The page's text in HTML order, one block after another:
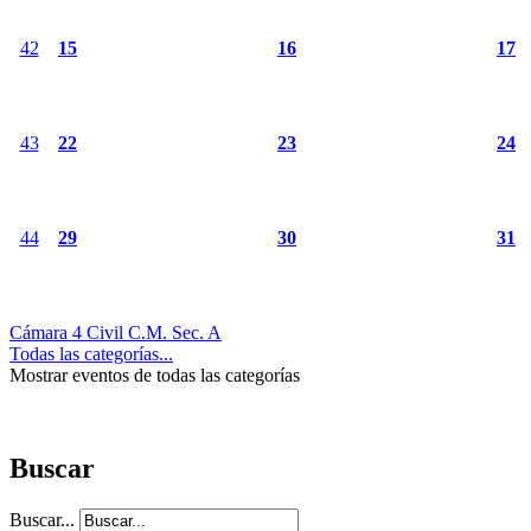
42 15 16 17
43 22 23 24
44 29 30
31
Cámara 4 Civil C.M. Sec. A
Todas las categorías...
Mostrar eventos de todas las categorías
Buscar
Buscar...